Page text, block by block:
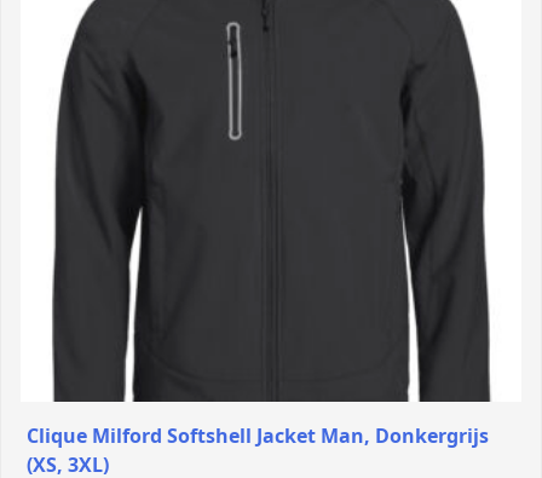
Clique Milford Softshell Jacket Man, Donkergrijs
(XS, 3XL)